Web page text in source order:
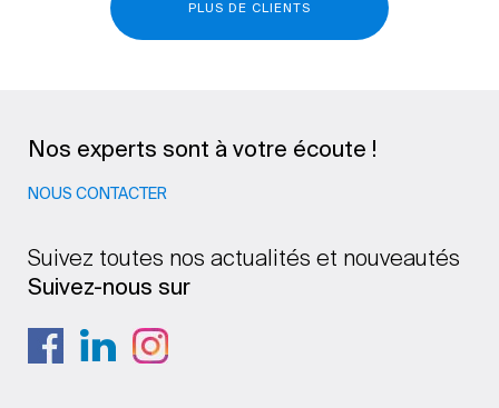
PLUS DE CLIENTS
Nos experts sont à votre écoute !
NOUS CONTACTER
Suivez toutes nos actualités et nouveautés
Suivez-nous sur